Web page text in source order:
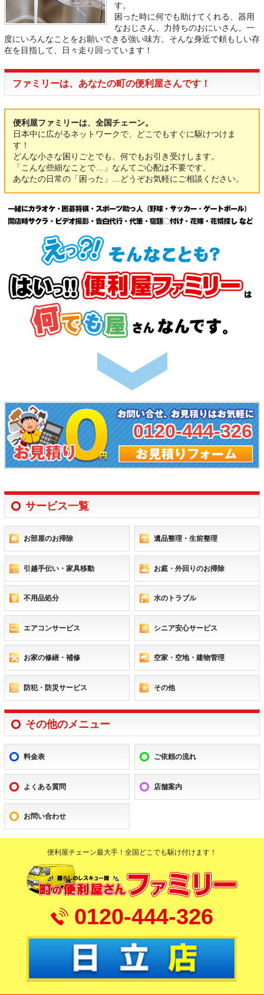
す。
困った時に何でも助けてくれる、器用
なおじさん、力持ちのおにいさん。一
度にいろんなことをお願いできる強い味方。そんな身近で頼もしい存
在を目指して、日々走り回っています！
ファミリーは、あなたの町の便利屋さんです！
便利屋ファミリーは、全国チェーン。
日本中に広がるネットワークで、どこでもすぐに駆けつけま
す！
どんな小さな困りごとでも、何でもお引き受けします。
「こんな些細なことで…」なんてご心配は不要です。
あなたの日常の「困った」…どうぞお気軽にご相談ください。
0120-444-326
サービス一覧
お部屋のお掃除 遺品整理・生前整理
引越手伝い・家具移動 お庭・外回りのお掃除
不用品処分 水のトラブル
エアコンサービス シニア安心サービス
お家の修繕・補修 空家・空地・建物管理
防犯・防災サービス その他
その他のメニュー
料金表 ご依頼の流れ
よくある質問 店舗案内
お問い合わせ
便利屋チェーン最大手！全国どこでも駆け付けます！
0120-444-326